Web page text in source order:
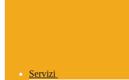
Servizi